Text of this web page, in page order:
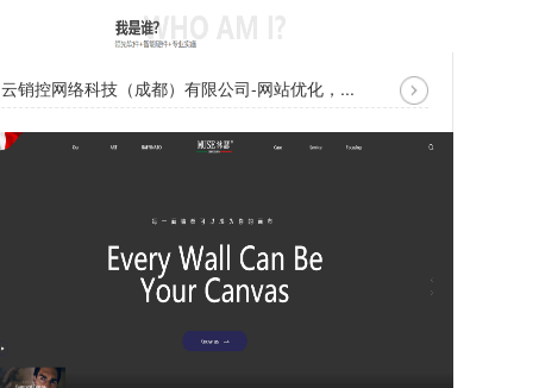
云销控网络科技（成都）有限公司-网站优化，...